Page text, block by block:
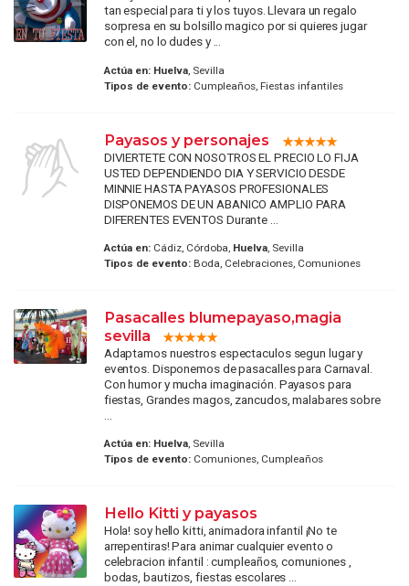
tan especial para ti y los tuyos. Llevara un regalo
sorpresa en su bolsillo magico por si quieres jugar
con el, no lo dudes y ...
Actúa en: Huelva, Sevilla
Tipos de evento:Cumpleaños, Fiestas infantiles
Payasos y personajes
DIVIERTETE CON NOSOTROS EL PRECIO LO FIJA
USTED DEPENDIENDO DIA Y SERVICIO DESDE
MINNIE HASTA PAYASOS PROFESIONALES
DISPONEMOS DE UN ABANICO AMPLIO PARA
DIFERENTES EVENTOS Durante ...
Actúa en:Cádiz, Córdoba, Huelva, Sevilla
Tipos de evento:Boda, Celebraciones, Comuniones
Pasacalles blumepayaso,magia
sevilla
Adaptamos nuestros espectaculos segun lugar y
eventos. Disponemos de pasacalles para Carnaval.
Con humor y mucha imaginación. Payasos para
fiestas, Grandes magos, zancudos, malabares sobre
Actúa en: Huelva, Sevilla
Tipos de evento:Comuniones, Cumpleaños
Hello Kitti y payasos
Hola! soy hello kitti, animadora infantil ¡No te
arrepentiras! Para animar cualquier evento o
celebracion infantil : cumpleaños, comuniones ,
bodas, bautizos, fiestas escolares ...